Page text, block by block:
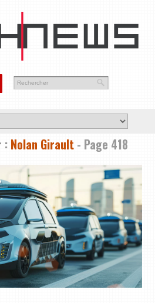
: Nolan Girault - Page 418